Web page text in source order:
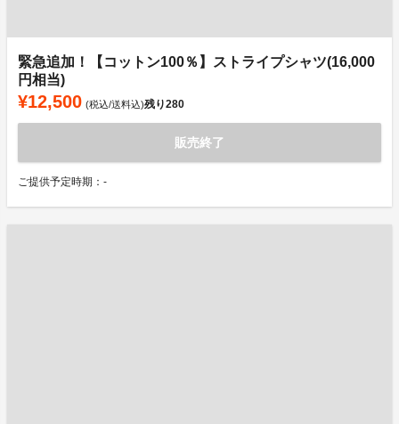
緊急追加！【コットン100％】ストライプシャツ(16,000
円相当)
¥12,500 (税込/送料込)残り280
販売終了
ご提供予定時期：-